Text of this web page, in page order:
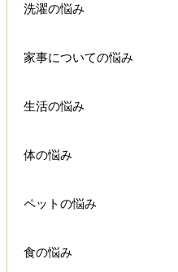
洗濯の悩み
家事についての悩み
生活の悩み
体の悩み
ペットの悩み
食の悩み